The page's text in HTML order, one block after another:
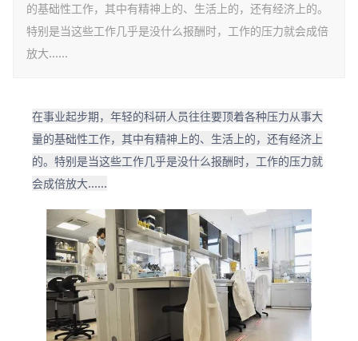
的基础性工作，其中有精神上的、生活上的，还有经济上的。
特别是当这些工作几乎是没什么报酬时，工作的压力就会成倍
放大……
在事业起步期，年轻的科研人员往往要顶着各种压力从事大
量的基础性工作，其中有精神上的、生活上的，还有经济上
的。特别是当这些工作几乎是没什么报酬时，工作的压力就
会成倍放大……